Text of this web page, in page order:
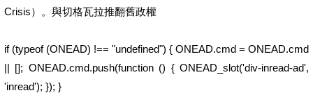
Crisis）。與切格瓦拉推翻舊政權
if (typeof (ONEAD) !== "undefined") { ONEAD.cmd = ONEAD.cmd
|| []; ONEAD.cmd.push(function () { ONEAD_slot('div-inread-ad',
'inread'); }); }